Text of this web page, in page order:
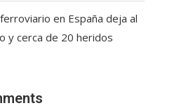
en España deja al
y cerca de 20 heridos